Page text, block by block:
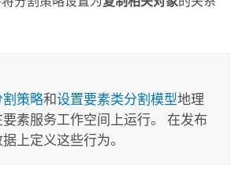
策略和设置要素类分割模型地理
素服务工作空间上运行。 在发布
上定义这些行为。